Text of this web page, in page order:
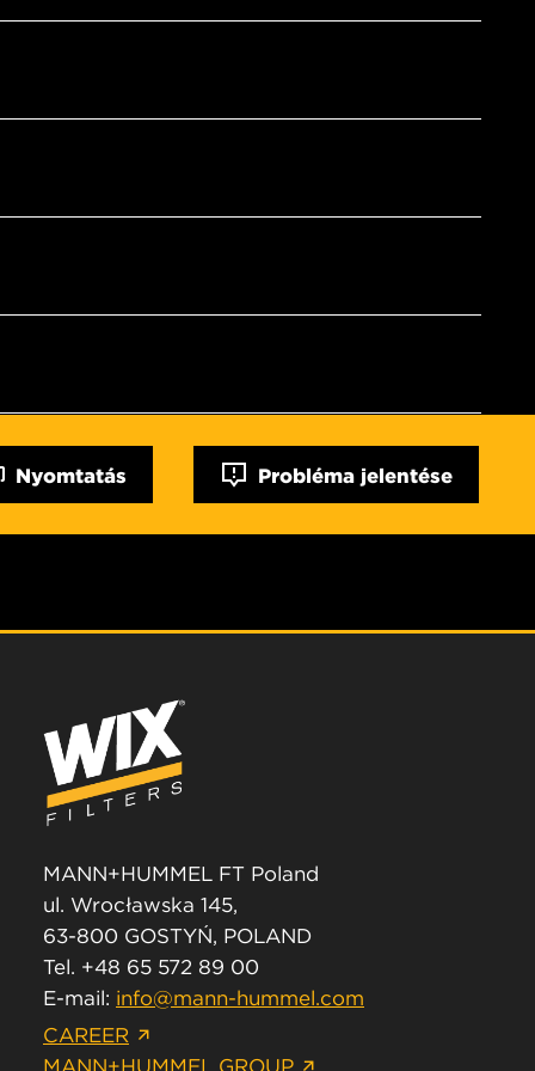
Nyomtatás Probléma jelentése
MANN+HUMMEL FT Poland
ul. Wrocławska 145,
63-800 GOSTYŃ, POLAND
Tel. +48 65 572 89 00
E-mail: info@mann-hummel.com
CAREER